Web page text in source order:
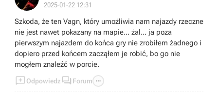
2025-01-22 12:31
Szkoda, że ten Vagn, który umożliwia nam najazdy rzeczne
nie jest nawet pokazany na mapie... żal... ja poza
pierwszym najazdem do końca gry nie zrobiłem żadnego i
dopiero przed końcem zacząłem je robić, bo go nie
mogłem znaleźć w porcie.
Odpowiedz  Forum 